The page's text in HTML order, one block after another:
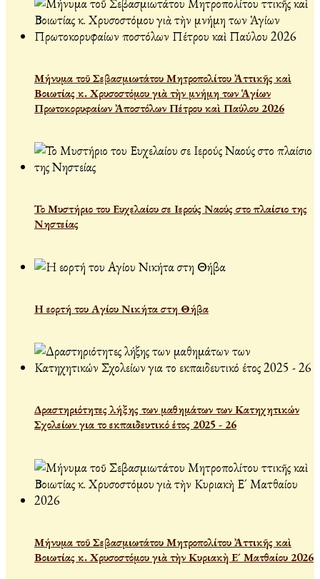
Μήνυμα τοῦ Σεβασμιωτάτου Μητροπολίτου Ἀττικῆς καὶ
Βοιωτίας κ. Χρυσοστόμου γιὰ τὴν μνήμη των Ἁγίων
Πρωτοκορυφαίων Ἀποστόλων Πέτρου καὶ Παύλου 2026
Το Μυστήριο του Ευχελαίου σε Ιερούς Ναούς στο πλαίσιο της
Νηστείας
Η εορτή του Αγίου Νικήτα στη Θήβα
Δραστηριότητες λήξης των μαθημάτων των Κατηχητικών
Σχολείων για το εκπαιδευτικό έτος 2025 - 26
Μήνυμα τοῦ Σεβασμιωτάτου Μητροπολίτου Ἀττικῆς καὶ
Βοιωτίας κ. Χρυσοστόμου γιὰ τὴν Κυριακὴ Ε´ Ματθαίου 2026